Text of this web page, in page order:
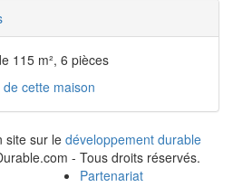
115 m², 6 pièces
cette maison
site sur le développement durable
- Tous droits réservés.
Partenariat